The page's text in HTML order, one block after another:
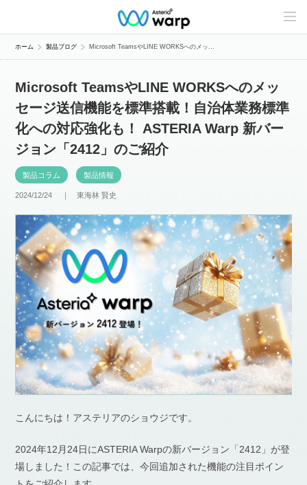
C
n
e
ホーム 製品ブログ Microsoft TeamsやLINE WORKSへのメッ...
Microsoft TeamsやLINE WORKSへのメッ
セージ送信機能を標準搭載！自治体業務標準
化への対応強化も！ ASTERIA Warp 新バー
ジョン「2412」のご紹介
製品コラム 製品情報
2024/12/24 ｜東海林 賢史
こんにちは！アステリアのショウジです。
2024年12月24日にASTERIA Warpの新バージョン「2412」が登
場しました！この記事では、今回追加された機能の注目ポイン